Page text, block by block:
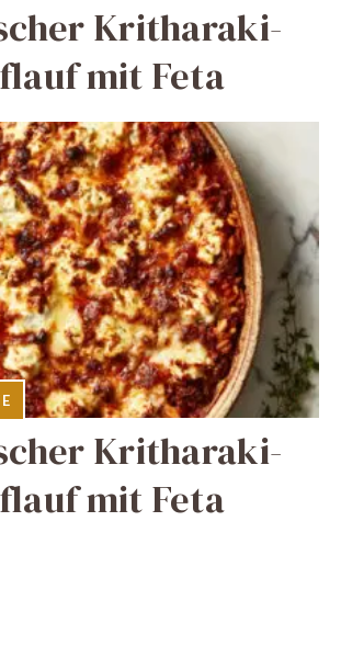
Kritharaki-
mit Feta
Kritharaki-
mit Feta